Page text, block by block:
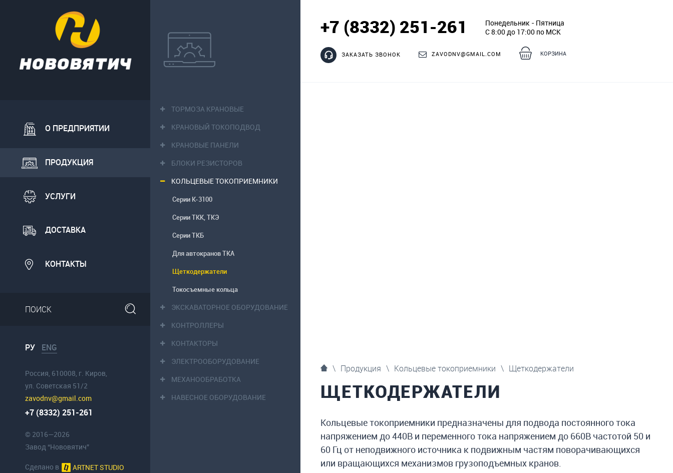
О ПРЕДПРИЯТИИ
ПРОДУКЦИЯ
ТОРМОЗА КРАНОВЫЕ
КРАНОВЫЙ ТОКОПОДВОД
КРАНОВЫЕ ПАНЕЛИ
БЛОКИ РЕЗИСТОРОВ
КОЛЬЦЕВЫЕ ТОКОПРИЕМНИКИ
Серии К-3100
Серии ТКК, ТКЭ
Серии ТКБ
Для автокранов ТКА
Щеткодержатели
Токосъемные кольца
ЭКСКАВАТОРНОЕ ОБОРУДОВАНИЕ
КОНТРОЛЛЕРЫ
КОНТАКТОРЫ
ЭЛЕКТРООБОРУДОВАНИЕ
МЕХАНООБРАБОТКА
НАВЕСНОЕ ОБОРУДОВАНИЕ
УСЛУГИ
ДОСТАВКА
КОНТАКТЫ
РУ ENG
Россия, 610008, г. Киров,
ул. Советская 51/2
zavodnv@gmail.com
+7 (8332) 251-261
© 2016—2026
Завод “Нововятич”
Сделано в ARTNET STUDIO
+7 (8332) 251-261
Понедельник - Пятница
С 8:00 до 17:00 по МСК
ЗАКАЗАТЬ ЗВОНОК ZAVODNV@GMAIL.COM КОРЗИНА
\ Продукция \ Кольцевые токоприемники \ Щеткодержатели
ЩЕТКОДЕРЖАТЕЛИ
Кольцевые токоприемники предназначены для подвода постоянного тока
напряжением до 440В и переменного тока напряжением до 660В частотой 50 и
60 Гц от неподвижного источника к подвижным частям поворачивающихся
или вращающихся механизмов грузоподъемных кранов.